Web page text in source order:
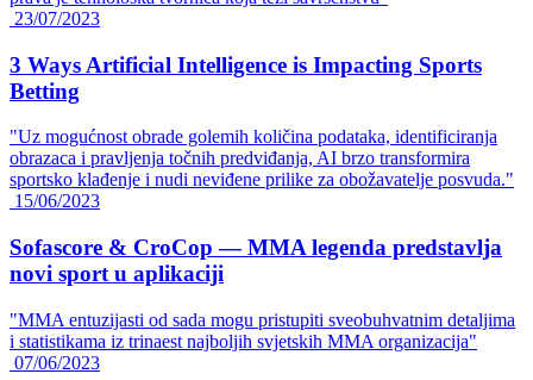
23/07/2023
3 Ways Artificial Intelligence is Impacting Sports
Betting
"Uz mogućnost obrade golemih količina podataka, identificiranja
obrazaca i pravljenja točnih predviđanja, AI brzo transformira
sportsko klađenje i nudi neviđene prilike za obožavatelje posvuda."
15/06/2023
Sofascore & CroCop — MMA legenda predstavlja
novi sport u aplikaciji
"MMA entuzijasti od sada mogu pristupiti sveobuhvatnim detaljima
i statistikama iz trinaest najboljih svjetskih MMA organizacija"
07/06/2023